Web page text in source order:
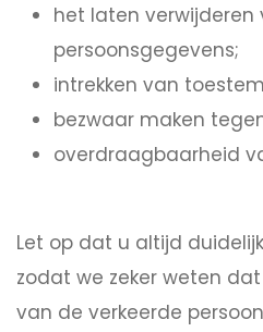
het laten verwijderen
persoonsgegevens;
intrekken van
bezwaar maken
overdraagbaarheid
Let op dat u altijd
zodat we zeker weten
van de verkeerde